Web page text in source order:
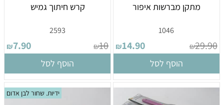
מתקן מברשות איפור
1046
₪29.90
₪14.90
הוסף לסל
קרש חיתוך גמיש
2593
₪10
₪7.90
הוסף לסל
ידיות. שחור לבן אדום